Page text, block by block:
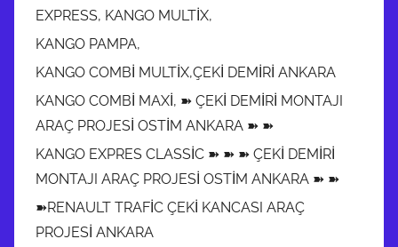
EXPRESS, KANGO MULTİX,
KANGO PAMPA,
KANGO COMBİ MULTİX,ÇEKİ DEMİRİ ANKARA
KANGO COMBİ MAXİ, ➽ ÇEKİ DEMİRİ MONTAJI
ARAÇ PROJESİ OSTİM ANKARA ➽ ➽
KANGO EXPRES CLASSİC ➽ ➽ ➽ ÇEKİ DEMİRİ
MONTAJI ARAÇ PROJESİ OSTİM ANKARA ➽ ➽
➽RENAULT TRAFİC ÇEKİ KANCASI ARAÇ
PROJESİ ANKARA